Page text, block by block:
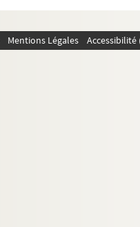
Mentions Légales